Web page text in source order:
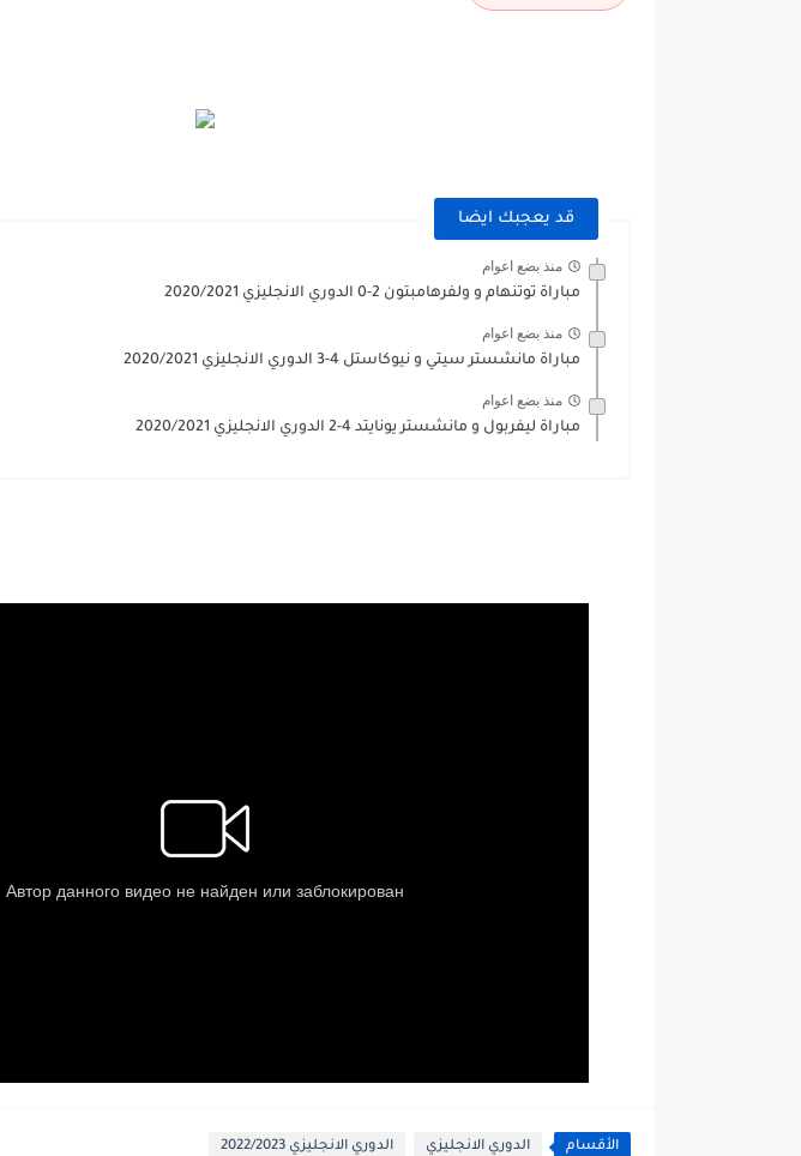
قد يعجبك ايضا
منذ بضع اعوام
مباراة توتنهام و ولفرهامبتون 2-0 الدوري الانجليزي 2020/2021
منذ بضع اعوام
مباراة مانشستر سيتي و نيوكاستل 4-3 الدوري الانجليزي 2020/2021
منذ بضع اعوام
مباراة ليفربول و مانشستر يونايتد 4-2 الدوري الانجليزي 2020/2021
الأقسام الدوري الانجليزي الدوري الانجليزي 2022/2023